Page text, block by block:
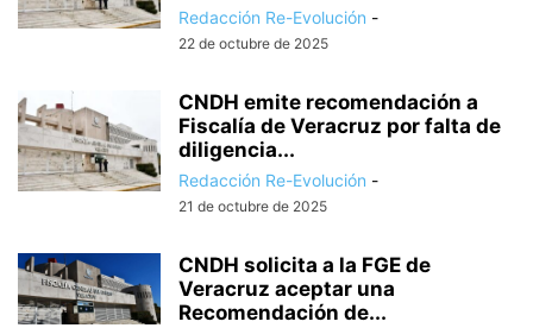
Redacción Re-Evolución -
22 de octubre de 2025
CNDH emite recomendación a
Fiscalía de Veracruz por falta de
diligencia...
Redacción Re-Evolución -
21 de octubre de 2025
CNDH solicita a la FGE de
Veracruz aceptar una
Recomendación de...